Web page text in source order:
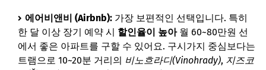
에어비앤비 (Airbnb): 가장 보편적인 선택입니다. 특히
한 달 이상 장기 예약 시 할인율이 높아월 60~80만원 선
에서 좋은 아파트를 구할 수 있어요. 구시가지 중심보다는
트램으로 10~20분 거리의 비노흐라디(Vinohrady), 지즈코